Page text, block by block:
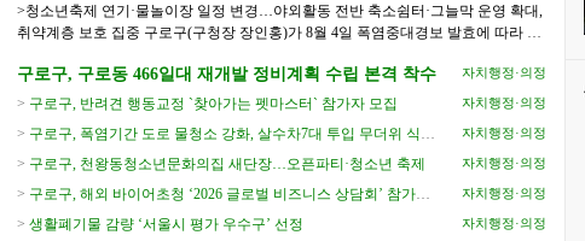
>청소년축제 연기·물놀이장 일정 변경…야외활동 전반 축소쉼터·그늘막 운영 확대,
취약계층 보호 집중 구로구(구청장 장인홍)가 8월 4일 폭염중대경보 발효에 따라 긴
구로구, 구로동 466일대 재개발 정비계획 수립 본격 착수 자치행정·의정
> 구로구, 반려견 행동교정 `찾아가는 펫마스터` 참가자 모집 자치행정·의정
> 구로구, 폭염기간 도로 물청소 강화, 살수차7대 투입 무더위 식힌
자치행정·의정
> 구로구, 천왕동청소년문화의집 새단장…오픈파티·청소년 축제 자치행정·의정
> 구로구, 해외 바이어초청 ‘2026 글로벌 비즈니스 상담회’ 참가기
업 모집
자치행정·의정
> 생활폐기물 감량 ‘서울시 평가 우수구’ 선정 자치행정·의정